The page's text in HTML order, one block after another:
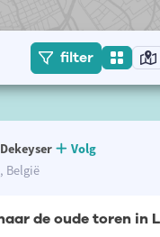
filter
Volg
België
de oude toren in